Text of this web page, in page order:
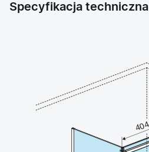
Specyfikacja techniczna